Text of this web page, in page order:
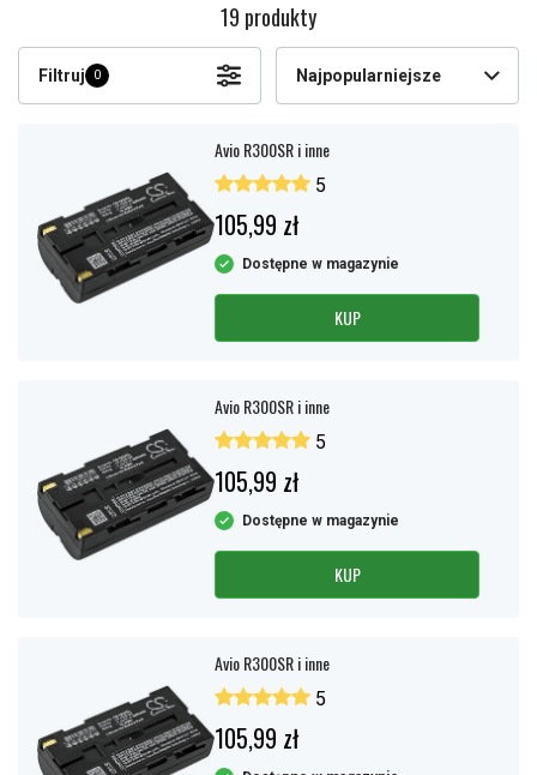
19 produkty
Filtruj 0 Najpopularniejsze
Avio R300SR i inne
5
105,99 zł
Dostępne w magazynie
KUP
Avio R300SR i inne
5
105,99 zł
Dostępne w magazynie
KUP
Avio R300SR i inne
5
105,99 zł